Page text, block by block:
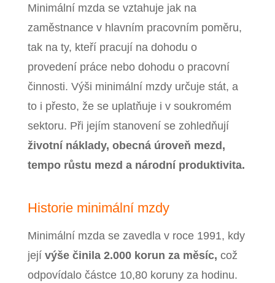
Minimální mzda se vztahuje jak na
zaměstnance v hlavním pracovním poměru,
tak na ty, kteří pracují na dohodu o
provedení práce nebo dohodu o pracovní
činnosti. Výši minimální mzdy určuje stát, a
to i přesto, že se uplatňuje i v soukromém
sektoru. Při jejím stanovení se zohledňují
životní náklady, obecná úroveň mezd,
tempo růstu mezd a národní produktivita.
Historie minimální mzdy
Minimální mzda se zavedla v roce 1991, kdy
její výše činila 2.000 korun za měsíc, což
odpovídalo částce 10,80 koruny za hodinu.